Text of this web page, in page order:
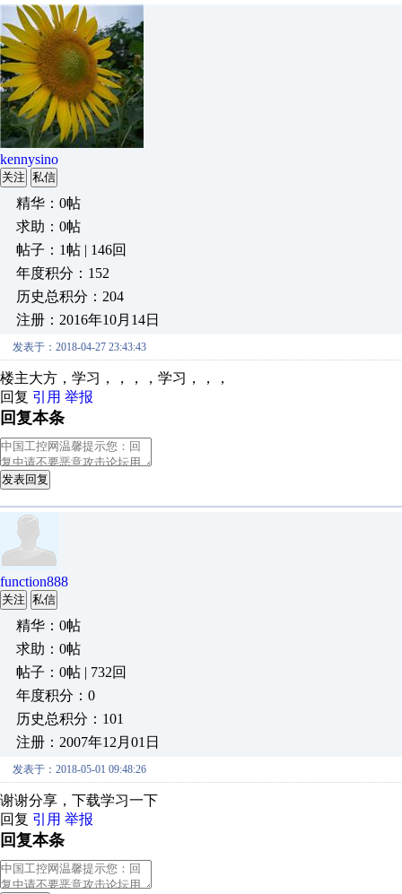
kennysino
关注 私信
精华：0帖
求助：0帖
帖子：1帖 | 146回
年度积分：152
历史总积分：204
注册：2016年10月14日
发表于：2018-04-27 23:43:43
楼主大方，学习，，，，学习，，，
回复 引用 举报
回复本条
发表回复
function888
关注 私信
精华：0帖
求助：0帖
帖子：0帖 | 732回
年度积分：0
历史总积分：101
注册：2007年12月01日
发表于：2018-05-01 09:48:26
谢谢分享，下载学习一下
回复 引用 举报
回复本条